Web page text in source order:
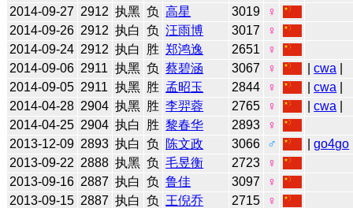
2014-09-27 2912 执黑 负 高星 3019
♀
2014-09-26 2912 执白 负 汪雨博 3017
♀
2014-09-24 2912 执白 胜 郑鸿逸 2651
♀
2014-09-06 2911 执黑 负 蔡碧涵 3067 ♀ |cwa
2014-09-05 2911 执黑 胜 孟昭玉 2844 ♀ |cwa
2014-04-28 2904 执黑 胜 李羿蓉 2765 ♀ |cwa
2014-04-25 2904 执白 胜 黎春华 2893
♀
2013-12-09 2893 执白 负 陈文政 3066 ♂ |go4go
2013-09-22 2888 执黑 负 毛昱衡 2723
♀
2013-09-16 2887 执白 负 鲁佳 3097
♀
2013-09-15 2887 执白 负 王倪乔 2715
♀